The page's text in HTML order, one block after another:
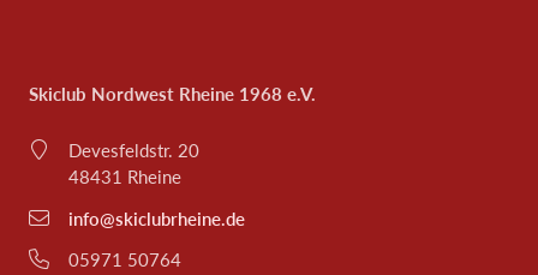
Skiclub Nordwest Rheine 1968 e.V.
Devesfeldstr. 20
48431 Rheine
info@skiclubrheine.de
05971 50764